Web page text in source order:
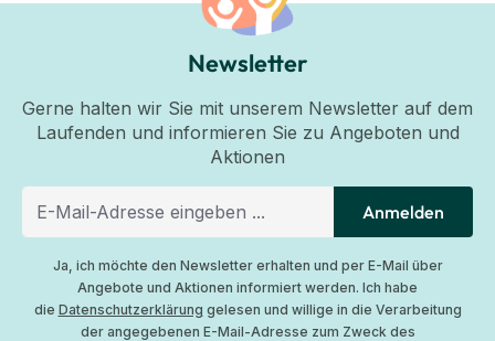
Newsletter
Gerne halten wir Sie mit unserem Newsletter auf dem
Laufenden und informieren Sie zu Angeboten und
Aktionen
Anmelden
Ja, ich möchte den Newsletter erhalten und per E-Mail über
Angebote und Aktionen informiert werden. Ich habe
die Datenschutzerklärung gelesen und willige in die Verarbeitung
der angegebenen E-Mail-Adresse zum Zweck des